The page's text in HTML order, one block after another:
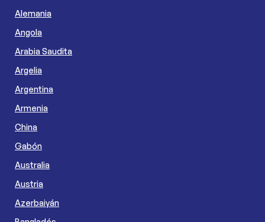
Alemania
Angola
Arabia Saudita
Argelia
Argentina
Armenia
China
Gabón
Australia
Austria
Azerbaiyán